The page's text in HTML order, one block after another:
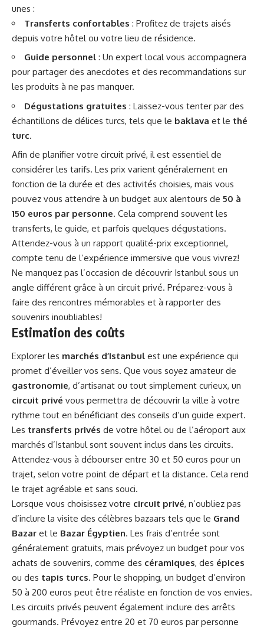
unes :
Transferts confortables : Profitez de trajets aisés
depuis votre hôtel ou votre lieu de résidence.
Guide personnel : Un expert local vous accompagnera
pour partager des anecdotes et des recommandations sur
les produits à ne pas manquer.
Dégustations gratuites : Laissez-vous tenter par des
échantillons de délices turcs, tels que le baklava et le thé
turc.
Afin de planifier votre circuit privé, il est essentiel de
considérer les tarifs. Les prix varient généralement en
fonction de la durée et des activités choisies, mais vous
pouvez vous attendre à un budget aux alentours de 50 à
150 euros par personne. Cela comprend souvent les
transferts, le guide, et parfois quelques dégustations.
Attendez-vous à un rapport qualité-prix exceptionnel,
compte tenu de l’expérience immersive que vous vivrez!
Ne manquez pas l’occasion de découvrir Istanbul sous un
angle différent grâce à un circuit privé. Préparez-vous à
faire des rencontres mémorables et à rapporter des
souvenirs inoubliables!
Estimation des coûts
Explorer les marchés d’Istanbul est une expérience qui
promet d’éveiller vos sens. Que vous soyez amateur de
gastronomie, d’artisanat ou tout simplement curieux, un
circuit privé vous permettra de découvrir la ville à votre
rythme tout en bénéficiant des conseils d’un guide expert.
Les transferts privés de votre hôtel ou de l’aéroport aux
marchés d’Istanbul sont souvent inclus dans les circuits.
Attendez-vous à débourser entre 30 et 50 euros pour un
trajet, selon votre point de départ et la distance. Cela rend
le trajet agréable et sans souci.
Lorsque vous choisissez votre circuit privé, n’oubliez pas
d’inclure la visite des célèbres bazaars tels que le Grand
Bazar et le Bazar Égyptien. Les frais d’entrée sont
généralement gratuits, mais prévoyez un budget pour vos
achats de souvenirs, comme des céramiques, des épices
ou des tapis turcs. Pour le shopping, un budget d’environ
50 à 200 euros peut être réaliste en fonction de vos envies.
Les circuits privés peuvent également inclure des arrêts
gourmands. Prévoyez entre 20 et 70 euros par personne